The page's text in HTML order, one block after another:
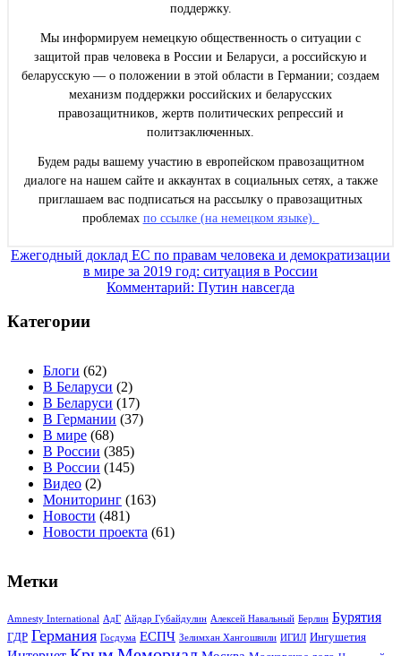
поддержку.
Мы информируем немецкую общественность о ситуации с
защитой прав человека в России и Беларуси, а российскую и
беларусскую — о положении в этой области в Германии; создаем
механизм поддержки российских и беларусских
правозащитников, жертв политических репрессий и
политзаключенных.
Будем рады вашему участию в европейском правозащитном
диалоге на нашем сайте и аккаунтах в социальных сетях, а также
приглашаем вас подписаться на рассылку о правозащитных
проблемах по ссылке (на немецком языке).
Навигация
Ежегодный доклад ЕС по правам человека и демократизации
в мире за 2019 год: ситуация в России
Комментарий: Путин навсегда
Категории
Блоги (62)
В Беларуси (2)
В Беларуси (17)
В Германии (37)
В мире (68)
В России (385)
В России (145)
Видео (2)
Мониторинг (163)
Новости (481)
Новости проекта (61)
Метки
Amnesty International АдГ Айдар Губайдулин Алексей Навальный Берлин Бурятия
ГДР Германия Госдума ЕСПЧ Зелимхан Хангошвили ИГИЛ Ингушетия